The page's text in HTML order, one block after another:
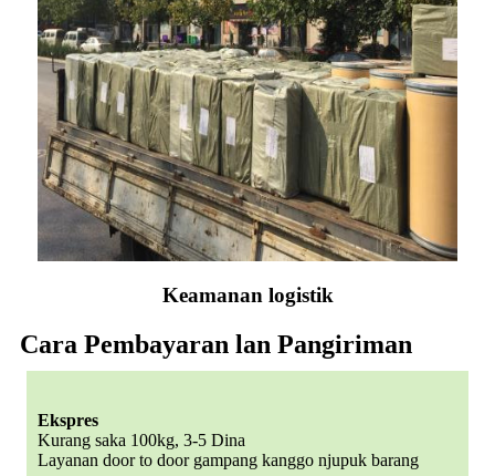
Keamanan logistik
Cara Pembayaran lan Pangiriman
Ekspres
Kurang saka 100kg, 3-5 Dina
Layanan door to door gampang kanggo njupuk barang